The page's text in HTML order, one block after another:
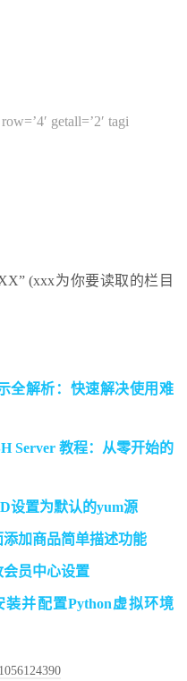
getall=’2′ tagi
(xxx为你要读取的栏目
全解析：快速解决使用难
Server 教程：从零开始的
设置为默认的yum源
加商品简单描述功能
员中心设置
并配置Python虚拟环境
1056124390